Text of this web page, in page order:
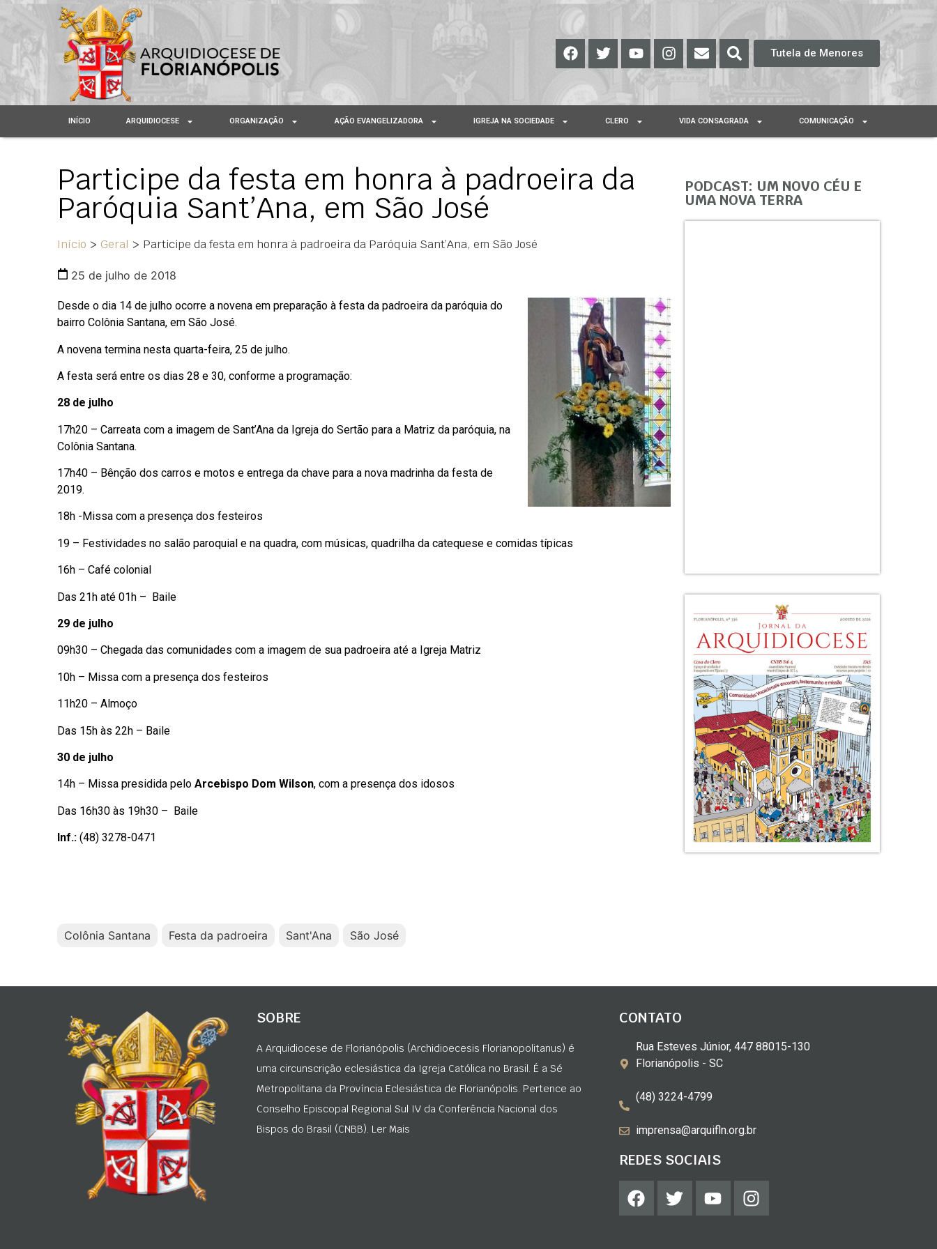
Tutela de Menores
INÍCIO ARQUIDIOCESE ORGANIZAÇÃO AÇÃO EVANGELIZADORA IGREJA NA SOCIEDADE CLERO VIDA CONSAGRADA COMUNICAÇÃO
Participe da festa em honra à padroeira da
Paróquia Sant’Ana, em São José
Início > Geral > Participe da festa em honra à padroeira da Paróquia Sant’Ana, em São José
25 de julho de 2018
Desde o dia 14 de julho ocorre a novena em preparação à festa da padroeira da paróquia do
bairro Colônia Santana, em São José.
A novena termina nesta quarta-feira, 25 de julho.
A festa será entre os dias 28 e 30, conforme a programação:
28 de julho
17h20 – Carreata com a imagem de Sant’Ana da Igreja do Sertão para a Matriz da paróquia, na
Colônia Santana.
17h40 – Bênção dos carros e motos e entrega da chave para a nova madrinha da festa de
2019.
18h -Missa com a presença dos festeiros
19 – Festividades no salão paroquial e na quadra, com músicas, quadrilha da catequese e comidas típicas
16h – Café colonial
Das 21h até 01h – Baile
29 de julho
09h30 – Chegada das comunidades com a imagem de sua padroeira até a Igreja Matriz
10h – Missa com a presença dos festeiros
11h20 – Almoço
Das 15h às 22h – Baile
30 de julho
14h – Missa presidida pelo Arcebispo Dom Wilson, com a presença dos idosos
Das 16h30 às 19h30 – Baile
Inf.: (48) 3278-0471
Colônia Santana Festa da padroeira Sant'Ana São José
PODCAST: UM NOVO CÉU E
UMA NOVA TERRA
SOBRE
A Arquidiocese de Florianópolis (Archidioecesis Florianopolitanus) é
uma circunscrição eclesiástica da Igreja Católica no Brasil. É a Sé
Metropolitana da Província Eclesiástica de Florianópolis. Pertence ao
Conselho Episcopal Regional Sul IV da Conferência Nacional dos
Bispos do Brasil (CNBB). Ler Mais
CONTATO
Rua Esteves Júnior, 447 88015-130
Florianópolis - SC
(48) 3224-4799
imprensa@arquifln.org.br
REDES SOCIAIS